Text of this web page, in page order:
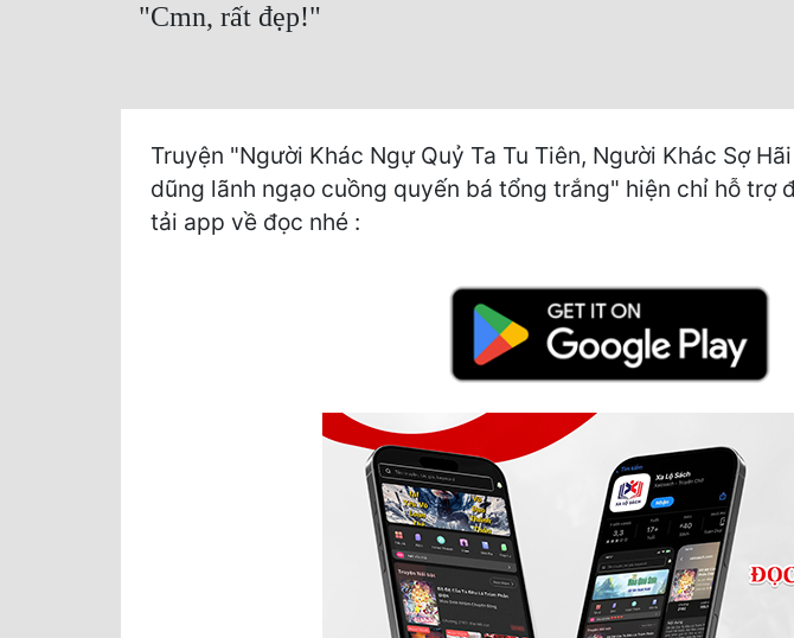
"Cmn, rất đẹp!"
Truyện "Người Khác Ngự Quỷ Ta Tu Tiên, Người Khác Sợ
dũng lãnh ngạo cuồng quyến bá tổng trắng" hiện chỉ hỗ
tải app về đọc nhé :